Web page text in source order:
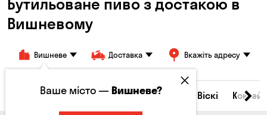
Вишневому
Вишневе Доставка Вкажіть адресу
Всі товари Пиво Сидр Віскі
Ваше місто —Вишневе?